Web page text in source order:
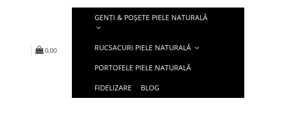
0,00
GENȚI & POȘETE PIELE NATURALĂ
RUCSACURI PIELE NATURALĂ
PORTOFELE PIELE NATURALĂ
FIDELIZARE BLOG